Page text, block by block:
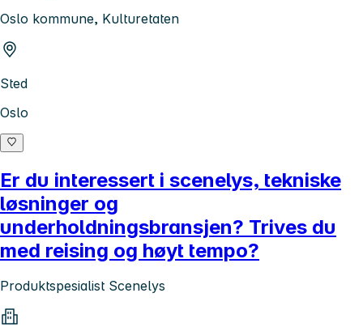
Oslo kommune, Kulturetaten
Sted
Oslo
Er du interessert i scenelys, tekniske
løsninger og
underholdningsbransjen? Trives du
med reising og høyt tempo?
Produktspesialist Scenelys